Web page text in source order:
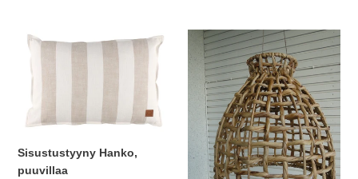
Sisustustyyny
puuvillaa
Sisustustyyny Hanko,
puuvillaa
Meriheinästä
valmistettu
lampunvarjostin